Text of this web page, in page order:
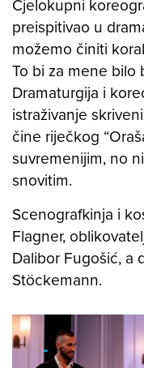
preispitivao u
možemo činiti
To bi za mene bilo
Dramaturgija i
istraživanje
čine riječkog
suvremenijim, no
snovitim.
Scenografkinja i
Flagner,
Dalibor Fugošić, a
Stöckemann.